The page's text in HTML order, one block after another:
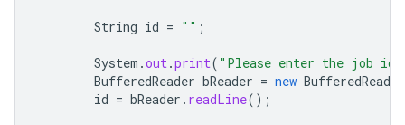
String id = "" ;
System .out.print( "Please enter the job
BufferedReader bReader = new BufferedReader
id = bReader . readLine();